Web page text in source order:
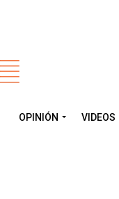
OPINIÓN VIDEOS